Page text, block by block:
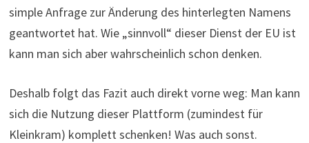
simple Anfrage zur Änderung des hinterlegten Namens
geantwortet hat. Wie „sinnvoll“ dieser Dienst der EU ist
kann man sich aber wahrscheinlich schon denken.
Deshalb folgt das Fazit auch direkt vorne weg: Man kann
sich die Nutzung dieser Plattform (zumindest für
Kleinkram) komplett schenken! Was auch sonst.